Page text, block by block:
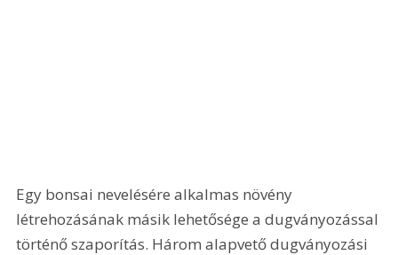
Egy bonsai nevelésére alkalmas növény
létrehozásának másik lehetősége a dugványozással
történő szaporítás. Három alapvető dugványozási